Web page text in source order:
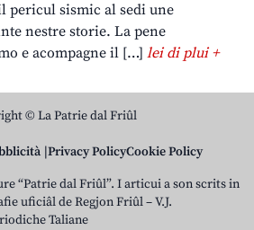
pericul sismic al sedi une
nestre storie. La pene
e acompagne il […] lei di plui +
© La Patrie dal Friûl
Privacy PolicyCookie Policy
“Patrie dal Friûl”. I articui a son scrits in
uficiâl de Regjon Friûl – V.J.
Taliane